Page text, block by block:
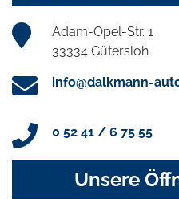
Adam-Opel-Str. 1
33334 Gütersloh
info@dalkmann-
0 52 41 / 6 75 55
Unsere